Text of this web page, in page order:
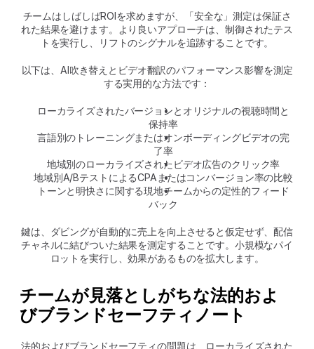
チームはしばしばROIを求めますが、「安全な」測定は保証さ
れた結果を避けます。より良いアプローチは、制御されたテス
トを実行し、リフトのシグナルを追跡することです。
以下は、AI吹き替えとビデオ翻訳のパフォーマンス影響を測定
する実用的な方法です：
ローカライズされたバージョンとオリジナルの視聴時間と
保持率
言語別のトレーニングまたはオンボーディングビデオの完
了率
地域別のローカライズされたビデオ広告のクリック率
地域別A/BテストによるCPAまたはコンバージョン率の比較
トーンと明快さに関する現地チームからの定性的フィード
バック
鍵は、ダビングが自動的に売上を向上させると仮定せず、配信
チャネルに結びついた結果を測定することです。小規模なパイ
ロットを実行し、効果があるものを拡大します。
チームが見落としがちな法的およ
びブランドセーフティノート
法的およびブランドセーフティの問題は、ローカライズされた